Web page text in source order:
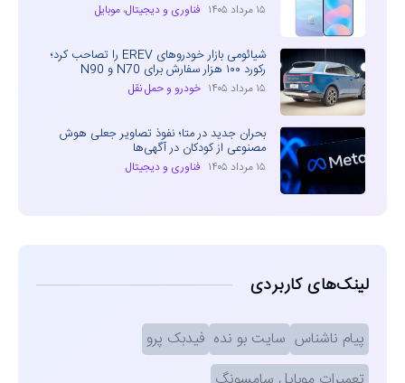
۱۵ مرداد ۱۴۰۵ فناوری و دیجیتال، موبایل
شیائومی بازار خودروهای EREV را تصاحب کرد؛
رکورد ۱۰۰ هزار سفارش برای N70 و N90
۱۵ مرداد ۱۴۰۵ خودرو و حمل نقل
بحران جدید در متا؛ نفوذ تصاویر جعلی هوش
مصنوعی از کودکان در آگهی‌ها
۱۵ مرداد ۱۴۰۵ فناوری و دیجیتال
لینک‌های کاربردی
پیام ناشناس سایت بو نده فیدبک پرو